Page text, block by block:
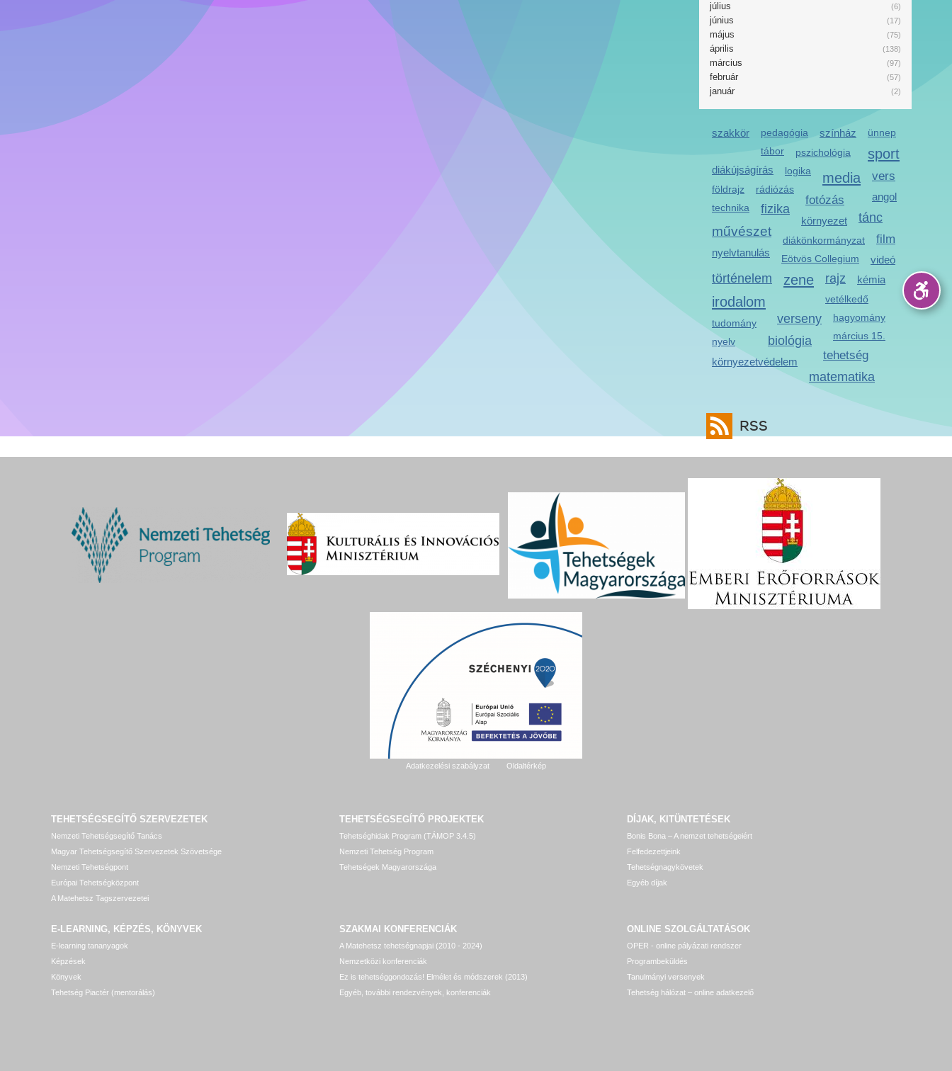
(6)
július
(17)
június
(75)
május
(138)
április
(97)
március
(57)
február
(2)
január
szakkör pedagógia színház
ünnep
tábor
pszichológia
diákújságírás
sport
logika media vers
földrajz rádiózás
fotózás angol
technika fizika
környezet
művészet
tánc
diákönkormányzat
nyelvtanulás
film
Eötvös Collegium videó
történelem zene rajz
irodalom vetélkedő
verseny hagyomány
tudomány
március 15.
biológia
kémia
nyelv
tehetség
környezetvédelem
matematika
RSS
Adatkezelési szabályzat Oldaltérkép
TEHETSÉGSEGÍTŐ SZERVEZETEK
Nemzeti Tehetségsegítő Tanács
Magyar Tehetségsegítő Szervezetek Szövetsége
Nemzeti Tehetségpont
Európai Tehetségközpont
A Matehetsz Tagszervezetei
TEHETSÉGSEGÍTŐ PROJEKTEK
Tehetséghidak Program (TÁMOP 3.4.5)
Nemzeti Tehetség Program
Tehetségek Magyarországa
DÍJAK, KITÜNTETÉSEK
Bonis Bona – A nemzet tehetségeiért
Felfedezettjeink
Tehetségnagykövetek
Egyéb díjak
E-LEARNING, KÉPZÉS, KÖNYVEK
E-learning tananyagok
Képzések
Könyvek
Tehetség Piactér (mentorálás)
SZAKMAI KONFERENCIÁK
A Matehetsz tehetségnapjai (2010 - 2024)
Nemzetközi konferenciák
Ez is tehetséggondozás! Elmélet és módszerek (2013)
Egyéb, további rendezvények, konferenciák
ONLINE SZOLGÁLTATÁSOK
OPER - online pályázati rendszer
Programbeküldés
Tanulmányi versenyek
Tehetség hálózat – online adatkezelő